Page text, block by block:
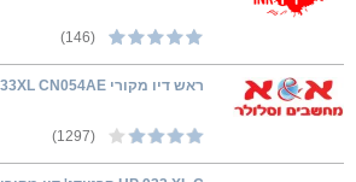
(146)
ראש דיו מקורי HP 933XL CN054AE
(1297)